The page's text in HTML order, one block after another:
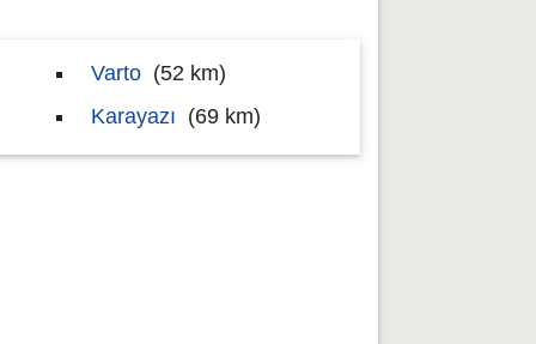
Varto (52 km)
Karayazı (69 km)